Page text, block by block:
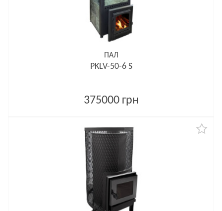
ПАЛ
PKLV-50-6 S
375000 грн